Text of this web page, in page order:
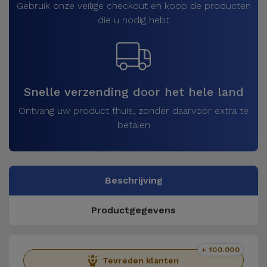
Gebruik onze veilige checkout en koop de producten
die u nodig hebt
Snelle verzending door het hele land
Ontvang uw product thuis, zonder daarvoor extra te
betalen
Beschrijving
Productgegevens
Tevreden klanten
+ 100.000